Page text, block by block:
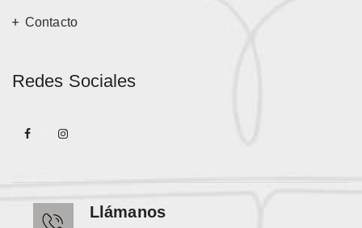
Contacto
Redes Sociales
Llámanos